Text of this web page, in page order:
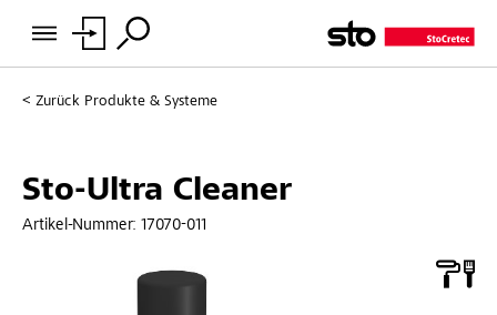
Zurück Produkte & Systeme
Sto-Ultra Cleaner
Artikel-Nummer: 17070-011